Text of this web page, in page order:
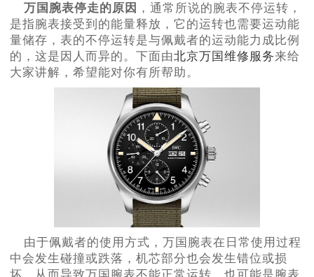
万国腕表停走的原因 ，通常所说的腕表不停运转，
是指腕表接受到的能量释放，它的运转也需要运动能
量储存，表的不停运转是与佩戴者的运动能力成比例
的，这是因人而异的。下面由北京万国维修服务来给
大家讲解，希望能对你有所帮助。
由于佩戴者的使用方式，万国腕表在日常使用过程
中会发生碰撞或跌落，机芯部分也会发生错位或损
坏，从而导致万国腕表不能正常运转。也可能是腕表